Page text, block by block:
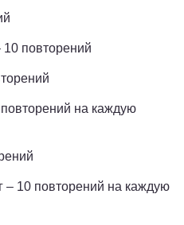
повторений
на каждую
– 10 повторений на каждую